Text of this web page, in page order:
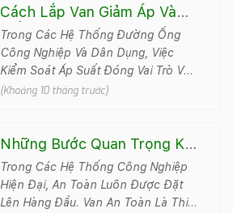
Cách Lắp Van Giảm Áp Và
Điều Chỉnh Đúng Kỹ Thuật,
An Toàn Tuyệt Đối
Trong Các Hệ Thống Đường Ống
Công Nghiệp Và Dân Dụng, Việc
Kiểm Soát Áp Suất Đóng Vai Trò Vô
Cùng Quan Trọng Để Đảm Bảo An
(Khoảng 10 tháng trước)
Những Bước Quan Trọng Khi
Chọn Van An Toàn Cho Hệ
Thống Nhà Máy
Trong Các Hệ Thống Công Nghiệp
Hiện Đại, An Toàn Luôn Được Đặt
Lên Hàng Đầu. Van An Toàn Là Thiết